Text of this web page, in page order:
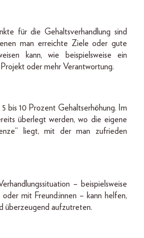
für die Gehaltsverhandlung sind
man erreichte Ziele oder gute
kann, wie beispielsweise ein
Projekt oder mehr Verantwortung.
bis 10 Prozent Gehaltserhöhung. Im
überlegt werden, wo die eigene
liegt, mit der man zufrieden
– beispielsweise
mit Freund:innen – kann helfen,
überzeugend aufzutreten.